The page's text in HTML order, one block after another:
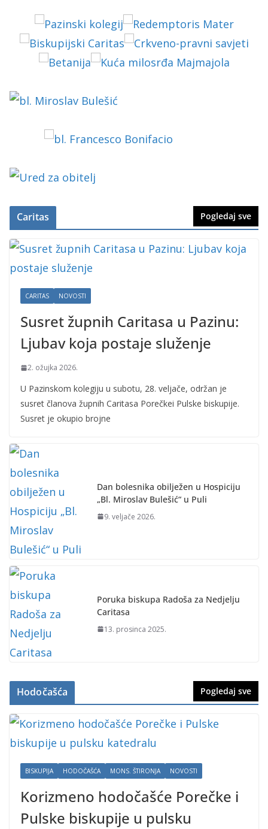
Caritas Pogledaj sve
CARITAS NOVOSTI
Susret župnih Caritasa u Pazinu:
Ljubav koja postaje služenje
2. ožujka 2026.
U Pazinskom kolegiju u subotu, 28. veljače, održan je
susret članova župnih Caritasa Porečkei Pulske biskupije.
Susret je okupio brojne
Dan bolesnika obilježen u Hospiciju
„Bl. Miroslav Bulešić“ u Puli
9. veljače 2026.
Poruka biskupa Radoša za Nedjelju
Caritasa
13. prosinca 2025.
Hodočašća Pogledaj sve
BISKUPIJA HODOČAŠĆA MONS. ŠTIRONJA NOVOSTI
Korizmeno hodočašće Porečke i
Pulske biskupije u pulsku